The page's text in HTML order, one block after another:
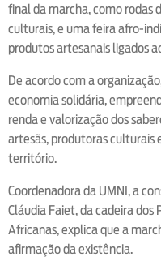
final da marcha, como rodas
culturais, e uma feira afro-
produtos artesanais ligados
De acordo com a
economia solidária,
renda e valorização dos
artesãs, produtoras culturais
território.
Coordenadora da UMNI, a
Cláudia Faiet, da cadeira dos
Africanas, explica que a
afirmação da existência.